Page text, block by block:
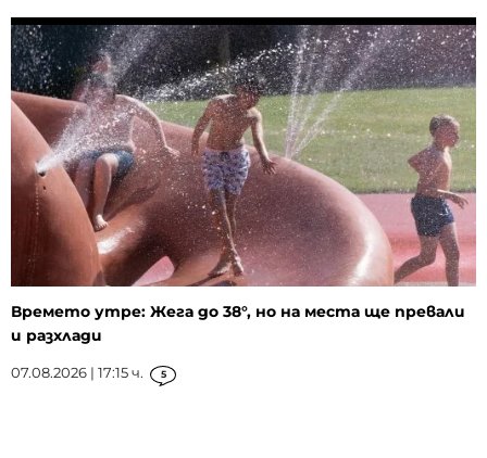
Времето утре: Жега до 38°, но на места ще превали
и разхлади
07.08.2026 | 17:15 ч. 5